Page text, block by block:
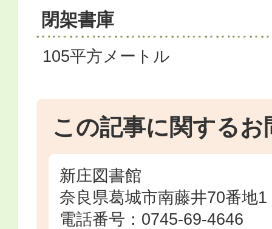
閉架書庫
105平方メートル
この記事に関するお
新庄図書館
奈良県葛城市南藤井70番地1
電話番号：0745-69-4646